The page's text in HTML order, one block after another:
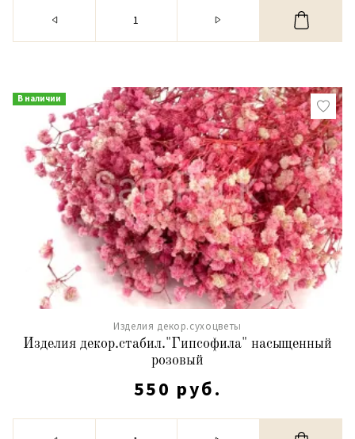
В наличии
Изделия декор.сухоцветы
Изделия декор.стабил."Гипсофила" насыщенный
розовый
550 руб.